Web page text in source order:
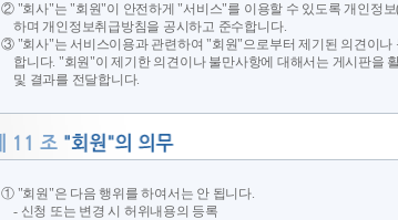
② "회사"는 "회원"이 안전하게 "서비스"를 이용할 수 있도록 개인정
하며 개인정보취급방침을 공시하고 준수합니다.
③ "회사"는 서비스이용과 관련하여 "회원"으로부터 제기된 의견이
합니다. "회원"이 제기한 의견이나 불만사항에 대해서는 게시판을
및 결과를 전달합니다.
① "회원"은 다음 행위를 하여서는 안 됩니다.
- 신청 또는 변경 시 허위내용의 등록